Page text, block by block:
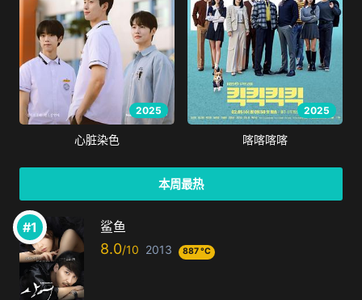
2025
心脏染色
2025
喀喀喀喀
本周最热
鲨鱼
8.0 2013 887 °C